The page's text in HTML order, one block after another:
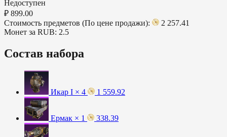
Недоступен
₽ 899.00
Стоимость предметов (По цене продажи):
2 257.41
Монет за RUB: 2.5
Состав набора
Икар I × 4 1 559.92
Ермак × 1 338.39